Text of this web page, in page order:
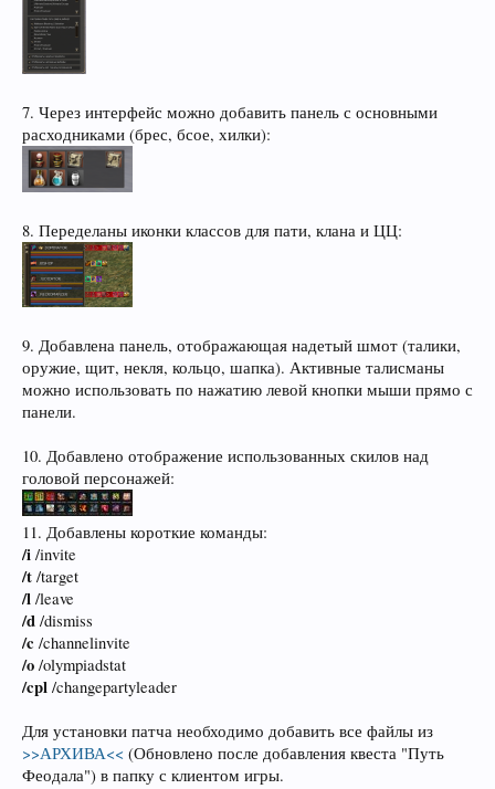
7. Через интерфейс можно добавить панель с основными
расходниками (брес, бсое, хилки):
8. Переделаны иконки классов для пати, клана и ЦЦ:
9. Добавлена панель, отображающая надетый шмот (талики,
оружие, щит, некля, кольцо, шапка). Активные талисманы
можно использовать по нажатию левой кнопки мыши прямо с
панели.
10. Добавлено отображение использованных скилов над
головой персонажей:
11. Добавлены короткие команды:
/i /invite
/t /target
/l /leave
/d /dismiss
/c /channelinvite
/o /olympiadstat
/cpl /changepartyleader
Для установки патча необходимо добавить все файлы из
>>АРХИВА<< (Обновлено после добавления квеста "Путь
Феодала") в папку с клиентом игры.